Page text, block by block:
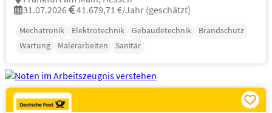
31.07.2026
41.679,71 €/Jahr (geschätzt)
Mechatronik Elektrotechnik Gebäudetechnik
Brandschutz
Wartung
Malerarbeiten Sanitär